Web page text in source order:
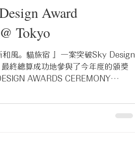
Award
Tokyo
和風。貓旅宿 』一案突破Sky Design
終總算成功地參與了今年度的頒獎
AWARDS CEREMONY
改至Roppongi Hills Club裡，並且
，讓我們得以大飽東京夜景的眼福。